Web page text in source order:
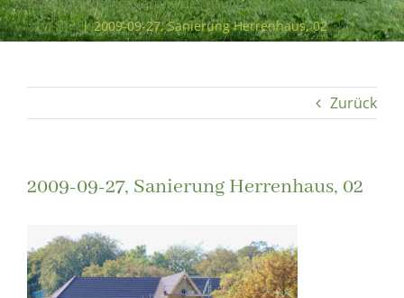
| 2009-09-27, Sanierung Herrenhaus, 02
Zurück
2009-09-27, Sanierung Herrenhaus, 02